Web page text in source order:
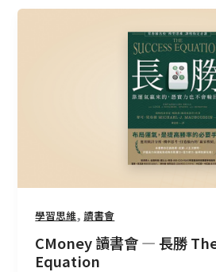
學習思維,讀書會
CMoney 讀書會 — 長勝
Equation
Equation